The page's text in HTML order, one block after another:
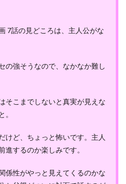
7話の見どころは、主人公がな
の強そうなので、なかなか難し
そこまでしないと真実が見えな
。
けど、ちょっと怖いです。主人
進するのか楽しみです。
係性がやっと見えてくるのかな